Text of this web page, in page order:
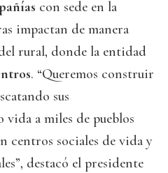
con sede en la
impactan de manera
rural, donde la entidad
. “Queremos construir
sus
a miles de pueblos
centros sociales de vida y
destacó el presidente